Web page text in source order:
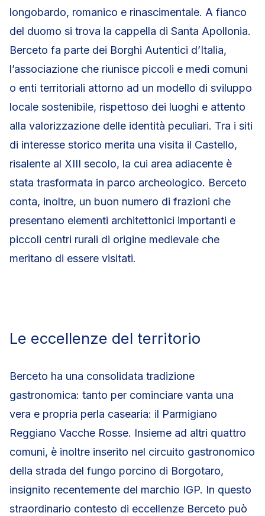
longobardo, romanico e rinascimentale. A fianco
del duomo si trova la cappella di Santa Apollonia.
Berceto fa parte dei Borghi Autentici d’Italia,
l’associazione che riunisce piccoli e medi comuni
o enti territoriali attorno ad un modello di sviluppo
locale sostenibile, rispettoso dei luoghi e attento
alla valorizzazione delle identità peculiari. Tra i siti
di interesse storico merita una visita il Castello,
risalente al XIII secolo, la cui area adiacente è
stata trasformata in parco archeologico. Berceto
conta, inoltre, un buon numero di frazioni che
presentano elementi architettonici importanti e
piccoli centri rurali di origine medievale che
meritano di essere visitati.
Le eccellenze del territorio
Berceto ha una consolidata tradizione
gastronomica: tanto per cominciare vanta una
vera e propria perla casearia: il Parmigiano
Reggiano Vacche Rosse. Insieme ad altri quattro
comuni, è inoltre inserito nel circuito gastronomico
della strada del fungo porcino di Borgotaro,
insignito recentemente del marchio IGP. In questo
straordinario contesto di eccellenze Berceto può